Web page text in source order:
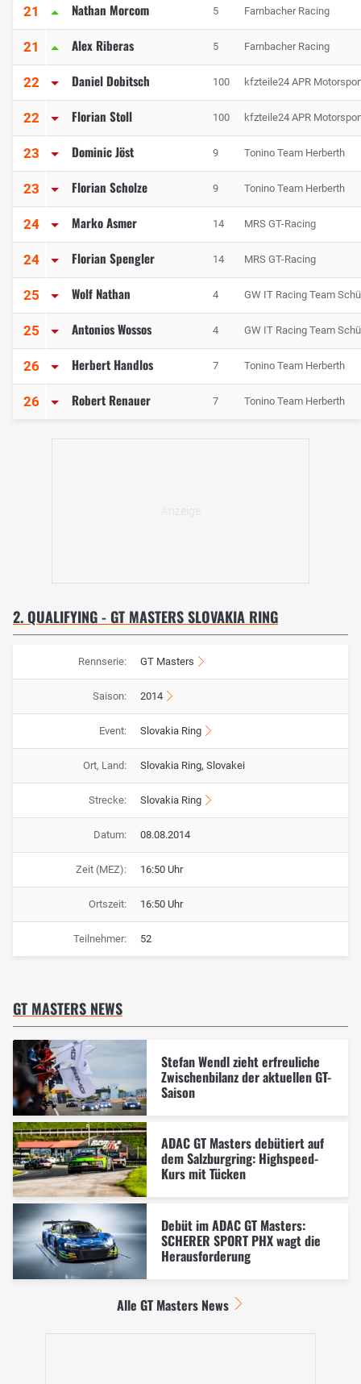
21 Nathan Morcom 5 Farnbacher Racing
21 Alex Riberas 5 Farnbacher Racing
22 Daniel Dobitsch 100 kfzteile24 APR
22 Florian Stoll 100 kfzteile24 APR
23 Dominic Jöst 9 Tonino Team Herberth
23 Florian Scholze 9 Tonino Team Herberth
24 Marko Asmer 14 MRS GT-Racing
24 Florian Spengler 14 MRS GT-Racing
25 Wolf Nathan 4 GW IT Racing Team
25 Antonios Wossos 4 GW IT Racing Team
26 Herbert Handlos 7 Tonino Team Herberth
26 Robert Renauer 7 Tonino Team Herberth
2. QUALIFYING - GT MASTERS SLOVAKIA RING
Rennserie: GT Masters
Saison: 2014
Event: Slovakia Ring
Ort, Land: Slovakia Ring, Slovakei
Strecke: Slovakia Ring
Datum: 08.08.2014
Zeit (MEZ): 16:50 Uhr
Ortszeit: 16:50 Uhr
Teilnehmer: 52
GT MASTERS NEWS
Stefan Wendl zieht erfreuliche
Zwischenbilanz der aktuellen GT-
Saison
ADAC GT Masters debütiert auf
dem Salzburgring: Highspeed-
Kurs mit Tücken
Debüt im ADAC GT Masters:
SCHERER SPORT PHX wagt die
Herausforderung
Alle GT Masters News